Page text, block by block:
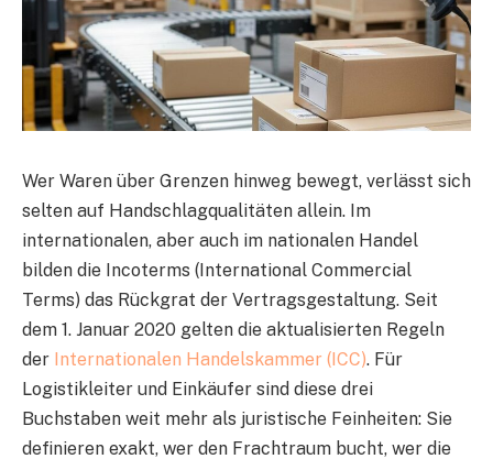
Wer Waren über Grenzen hinweg bewegt, verlässt sich
selten auf Handschlagqualitäten allein. Im
internationalen, aber auch im nationalen Handel
bilden die Incoterms (International Commercial
Terms) das Rückgrat der Vertragsgestaltung. Seit
dem 1. Januar 2020 gelten die aktualisierten Regeln
der Internationalen Handelskammer (ICC). Für
Logistikleiter und Einkäufer sind diese drei
Buchstaben weit mehr als juristische Feinheiten: Sie
definieren exakt, wer den Frachtraum bucht, wer die